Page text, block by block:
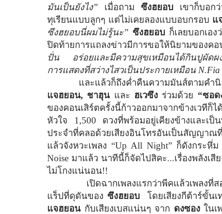
มันเป็นยังไง” เมื่อถามซึงฮยอบ เขาก็บอก
ทุเรียนแบบลูกๆ แต่ไม่เคยลองแบบอบกรอบ แ
ซึงฮยอบนี่ผมไม่รู้นะ” ซึงฮยอบ ก็เลยบอกเอ
ปิดท้ายการแถลงข่าวมีการขอให้นิยามของคอ
ปั่น
อร่อยและมีความสุขเหมือนได้กินปูผัด
การแสดงที่สว่างไสวเป็นประกายเหมือน N.Fia
และแล้วก็ถึงค่ำคืนความมันส์ตามคำ
แจฮยอน, ชาฮุน และ ฮเวซึงร่วมด้วย “ซอ
ของคอนเสิร์ตครั้งนี้ก้าวออกมาจากข้างเวทีก็
หัวใจ 1 ,500 ดวงที่พร้อมอยู่เคียงข้างและเป็
ประจำที่คลอด้วยเสียงอินโทรอันเป็นสัญญา
แล้วจังหวะเพลง “Up All Night” ก็ดังกระหึ่ม
Noise มาแล้ว นาทีนี้ก็จัดไปสิคะ...เรื่องพลังเสี
ไม่โกงแน่นอน!!
เปิดฉากเพลงแรกว่าพีคแล้วเพลงที่
แร็ปที่ดุดันของ ซึงฮยอบ โดยเสียงกีต้าร์ขั้นเ
แจฮยอน กับเสียงเบสแน่นๆ จาก ดงซองในเ